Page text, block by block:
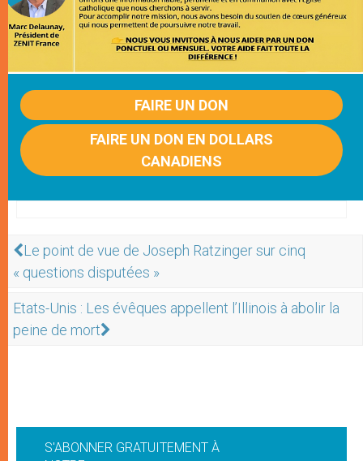
FAIRE UN DON
FAIRE UN DON EN DOLLARS
CANADIENS
Le point de vue de Joseph Ratzinger sur cinq
« questions disputées »
Etats-Unis : Les évêques appellent l’Illinois à abolir la
peine de mort
S'ABONNER GRATUITEMENT À